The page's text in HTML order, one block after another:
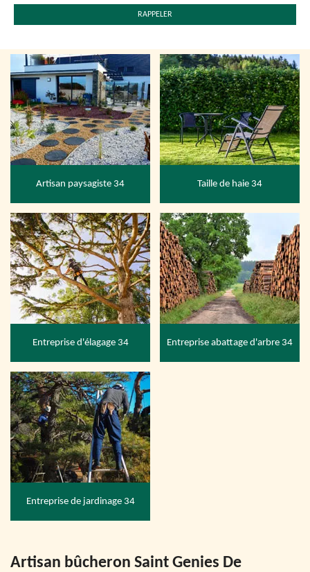
Artisan paysagiste 34 Taille de haie 34
Entreprise d'élagage 34 Entreprise abattage d'arbre 34
Entreprise de jardinage 34
Artisan bûcheron Saint Genies De